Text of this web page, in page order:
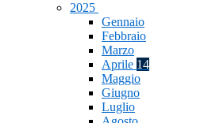
2025
Gennaio
Febbraio
Marzo
Aprile 14
Maggio
Giugno
Luglio